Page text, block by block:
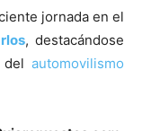
jornada en el
, destacándose
automovilismo